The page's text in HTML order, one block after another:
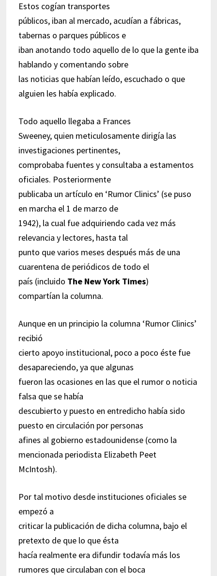
Estos cogían transportes
públicos, iban al mercado, acudían a fábricas,
tabernas o parques públicos e
iban anotando todo aquello de lo que la gente iba
hablando y comentando sobre
las noticias que habían leído, escuchado o que
alguien les había explicado.
Todo aquello llegaba a Frances
Sweeney, quien meticulosamente dirigía las
investigaciones pertinentes,
comprobaba fuentes y consultaba a estamentos
oficiales. Posteriormente
publicaba un artículo en ‘Rumor Clinics’ (se puso
en marcha el 1 de marzo de
1942), la cual fue adquiriendo cada vez más
relevancia y lectores, hasta tal
punto que varios meses después más de una
cuarentena de periódicos de todo el
país (incluido The New York Times)
compartían la columna.
Aunque en un principio la columna ‘Rumor Clinics’
recibió
cierto apoyo institucional, poco a poco éste fue
desapareciendo, ya que algunas
fueron las ocasiones en las que el rumor o noticia
falsa que se había
descubierto y puesto en entredicho había sido
puesto en circulación por personas
afines al gobierno estadounidense (como la
mencionada periodista Elizabeth Peet
McIntosh).
Por tal motivo desde instituciones oficiales se
empezó a
criticar la publicación de dicha columna, bajo el
pretexto de que lo que ésta
hacía realmente era difundir todavía más los
rumores que circulaban con el boca